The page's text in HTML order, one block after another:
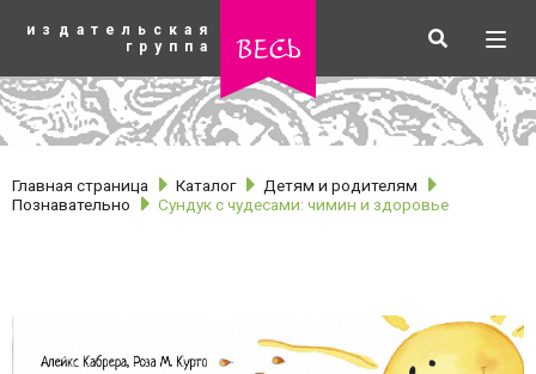
основному
издательская
группа
весь Искать
Главная страница Каталог
Детям и родителям
Познавательно
Сундук с чудесами: чимин и здоровье